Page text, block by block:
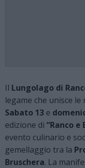
Il Lungolago di
legame che unisce
Sabato 13 e
edizione di “Ranco
evento culinario e
gemellaggio tra la
Bruschera. La